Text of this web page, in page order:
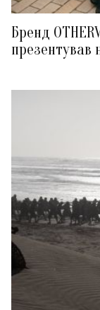
Бренд
презентував